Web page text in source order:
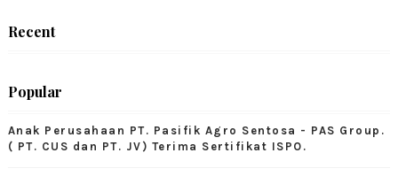
Recent
Popular
Anak Perusahaan PT. Pasifik Agro Sentosa - PAS Group.
( PT. CUS dan PT. JV) Terima Sertifikat ISPO.